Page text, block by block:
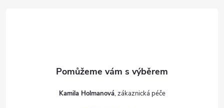
Kamila Holmanová